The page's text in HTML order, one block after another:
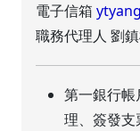
電子信箱
職務代理人 劉
第一銀行
理、簽發